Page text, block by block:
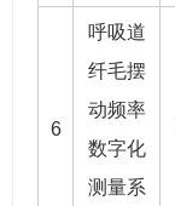
6
呼吸道
纤毛摆
动频率
数字化
测量系